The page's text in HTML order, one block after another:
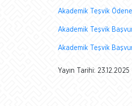
Akademik Teşvik
Akademik Teşvik
Akademik Teşvik
Yayın Tarihi: 23.12.2025